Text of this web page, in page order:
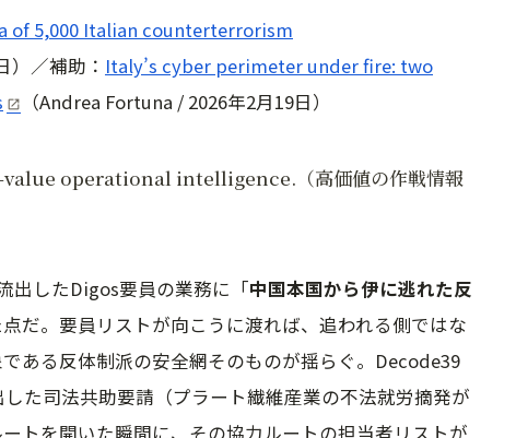
of 5,000 Italian counterterrorism
）／補助： Italy’s cyber perimeter under fire: two
（Andrea Fortuna / 2026年2月19日）
operational intelligence.（高価値の作戦情報
出したDigos要員の業務に「中国本国から伊に逃れた反
だ。要員リストが向こうに渡れば、追われる側ではな
ある反体制派の安全網そのものが揺らぐ。Decode39
た司法共助要請（プラート繊維産業の不法就労摘発が
トを開いた瞬間に、その協力ルートの担当者リストが